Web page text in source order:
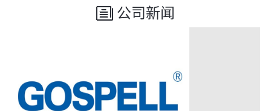
公司新闻